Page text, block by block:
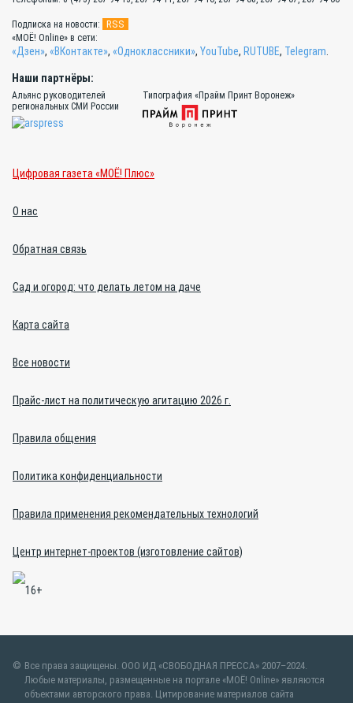
Подписка на новости: RSS
«МОЁ! Online» в сети:
«Дзен», «ВКонтакте», «Одноклассники», YouTube, RUTUBE, Telegram
Наши партнёры:
Альянс руководителей
региональных СМИ России
Типография «Прайм Принт Воронеж»
Цифровая газета «МОЁ! Плюс»
О нас
Обратная связь
Сад и огород: что делать летом на даче
Карта сайта
Все новости
Прайс-лист на политическую агитацию 2026 г.
Правила общения
Политика конфиденциальности
Правила применения рекомендательных технологий
Центр интернет-проектов (изготовление сайтов)
Все права защищены. ООО ИД «СВОБОДНАЯ ПРЕССА» 2007–2024.
Любые материалы, размещенные на портале «МОЁ! Online» являются
объектами авторского права. Цитирование материалов сайта